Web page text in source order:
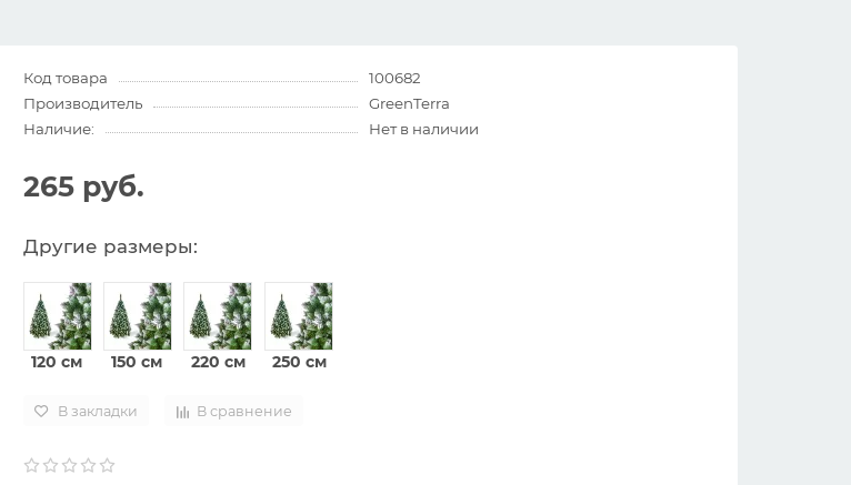
Код товара
100682
Производитель
GreenTerra
Наличие:
Нет в наличии
265 руб.
Другие размеры:
120 см 150 см 220 см 250 см
В закладки В сравнение